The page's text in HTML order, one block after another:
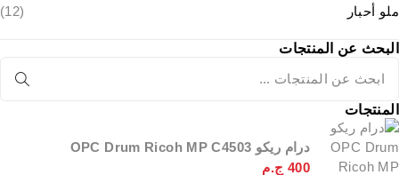
ملو أحبار
(12)
البحث عن المنتجات
المنتجات
درام ريكو OPC Drum Ricoh MP C4503
400 ج.م